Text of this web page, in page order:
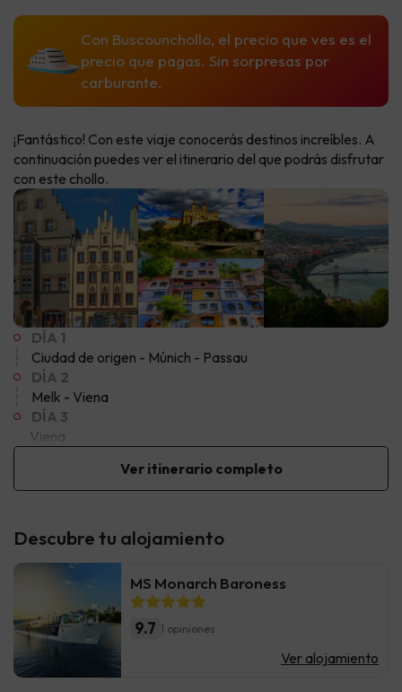
Con Buscounchollo, el precio que ves es el
precio que pagas. Sin sorpresas por
carburante.
¡Fantástico! Con este viaje conocerás destinos increíbles. A
continuación puedes ver el itinerario del que podrás disfrutar
con este chollo.
DÍA 1
Ciudad de origen - Múnich - Passau
DÍA 2
Melk - Viena
DÍA 3
Viena
Ver itinerario completo
Descubre tu alojamiento
MS Monarch Baroness
9.7 1 opiniones
Ver alojamiento